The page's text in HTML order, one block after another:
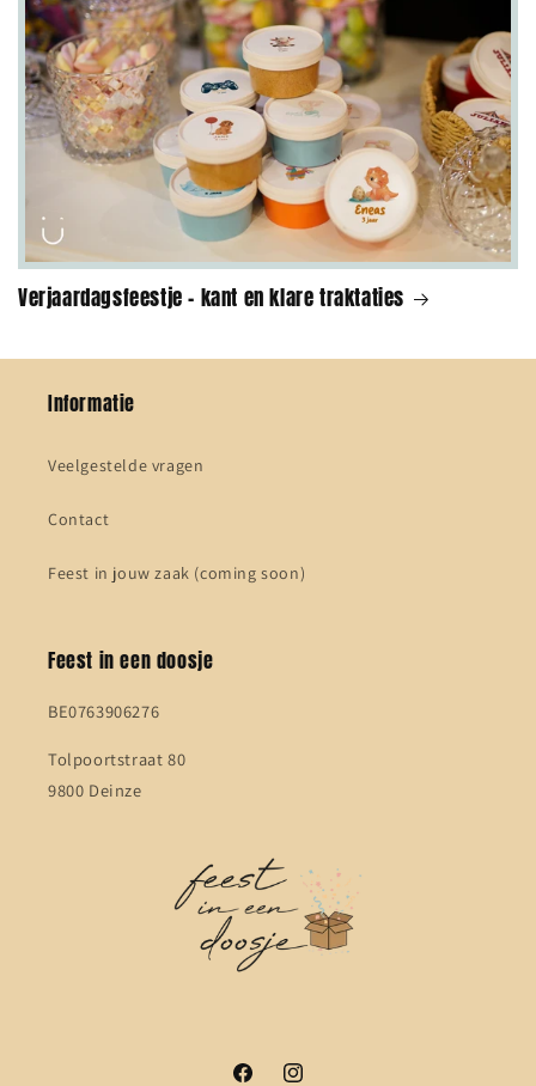
Verjaardagsfeestje - kant en klare traktaties
Informatie
Veelgestelde vragen
Contact
Feest in jouw zaak (coming soon)
Feest in een doosje
BE0763906276
Tolpoortstraat 80
9800 Deinze